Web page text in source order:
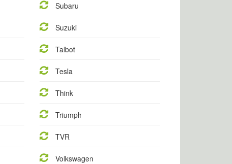
Subaru
Suzuki
Talbot
Tesla
Think
Triumph
TVR
Volkswagen